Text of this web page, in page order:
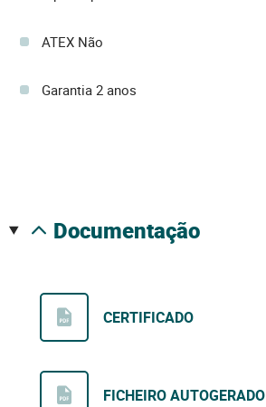
ATEX Não
Garantia 2 anos
documentação
CERTIFICADO
FICHEIRO AUTOGERADO